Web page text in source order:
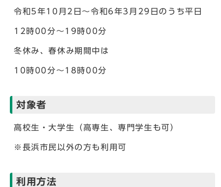
令和5年10月2日～令和6年3月29日のうち平日
12時00分～19時00分
冬休み、春休み期間中は
10時00分～18時00分
対象者
高校生・大学生（高専生、専門学生も可）
※長浜市民以外の方も利用可
利用方法